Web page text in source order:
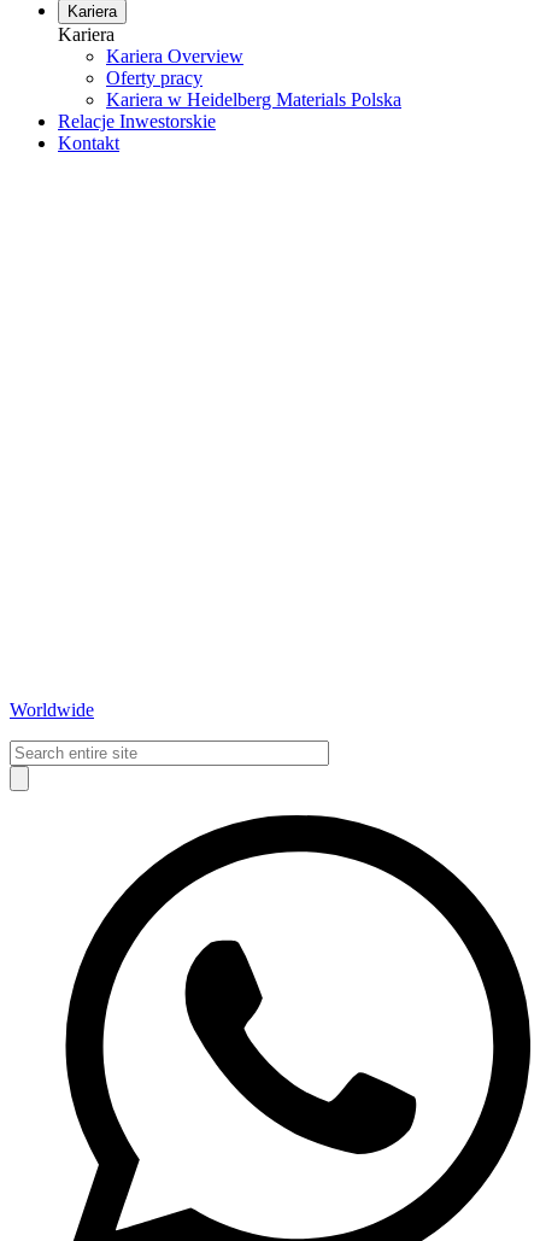
Kariera
Kariera
Kariera Overview
Oferty pracy
Kariera w Heidelberg Materials Polska
Relacje Inwestorskie
Kontakt
Worldwide